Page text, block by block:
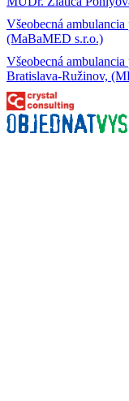
Všeobecná
(MaBaMED s.r.o.)
Všeobecná
Bratislava-Ružinov,